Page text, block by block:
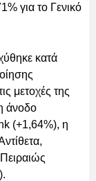
για το Γενικό
κατά
μετοχές της
άνοδο
(+1,64%), η